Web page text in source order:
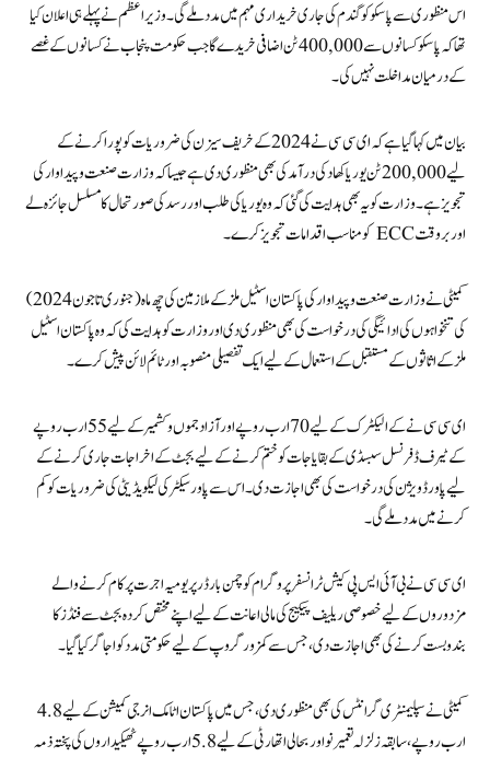
اس منظوری سے پاسکو کو گندم کی جاری خریداری مہم میں مدد ملے گی۔ وزیر اعظم نے پہلے ہی اعلان کیا
تھا کہ پاسکو کسانوں سے 400,000 ٹن اضافی خریدے گا جب حکومت پنجاب نے کسانوں کے غصے
کے درمیان مداخلت نہیں کی۔
بیان میں کہا گیا ہے کہ ای سی سی نے 2024 کے خریف سیزن کی ضروریات کو پورا کرنے کے
لیے 200,000 ٹن یوریا کھاد کی درآمد کی بھی منظوری دی ہے جیسا کہ وزارت صنعت و پیداوار کی
تجویز ہے۔ وزارت کو یہ بھی ہدایت کی گئی کہ وہ یوریا کی طلب اور رسد کی صورتحال کا مسلسل جائزہ لے
اور بروقت ECC کو مناسب اقدامات تجویز کرے۔
کمیٹی نے وزارت صنعت و پیداوار کی پاکستان اسٹیل ملز کے ملازمین کی چھ ماہ (جنوری تا جون 2024)
کی تنخواہوں کی ادائیگی کی درخواست کی بھی منظوری دی اور وزارت کو ہدایت کی کہ وہ پاکستان اسٹیل
ملز کے اثاثوں کے مستقبل کے استعمال کے لیے ایک تفصیلی منصوبہ اور ٹائم لائن پیش کرے۔
ای سی سی نے کے الیکٹرک کے لیے 70 ارب روپے اور آزاد جموں و کشمیر کے لیے 55 ارب روپے
کے ٹیرف ڈفرنسل سبسڈی کے بقایا جات کو ختم کرنے کے لیے بجٹ کے اخراجات جاری کرنے کے
لیے پاور ڈویژن کی درخواست کی بھی اجازت دی۔ اس سے پاور سیکٹر کی لیکویڈیٹی کی ضروریات کو کم
کرنے میں مدد ملے گی۔
ای سی سی نے بی آئی ایس پی کیش ٹرانسفر پروگرام کو چمن بارڈر پر یومیہ اجرت پر کام کرنے والے
مزدوروں کے لیے خصوصی ریلیف پیکیج کی مالی اعانت کے لیے اپنے مختص کردہ بجٹ سے فنڈز کا
بندوبست کرنے کی بھی اجازت دی، جس سے کمزور گروپ کے لیے حکومتی مدد کو اجاگر کیا گیا۔
کمیٹی نے سپلیمنٹری گرانٹس کی بھی منظوری دی، جس میں پاکستان اٹامک انرجی کمیشن کے لیے 4.8
ارب روپے، سابقہ ​​زلزلہ تعمیر نو اور بحالی اتھارٹی کے لیے 5.8 ارب روپے ٹھیکیداروں کی پختہ ذمہ